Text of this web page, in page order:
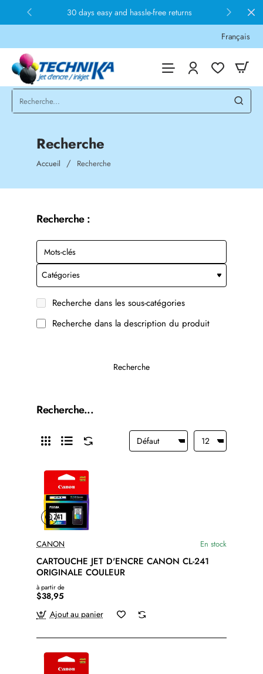
30 days easy and hassle-free returns
Français
Recherche
Accueil homeRecherche
Recherche :
Recherche dans les sous-catégories
Recherche dans la description du produit
Recherche
Recherche...
CANON En stock
CARTOUCHE JET D'ENCRE CANON CL-241
ORIGINALE COULEUR
à partir de
$38,95
Ajout au panier